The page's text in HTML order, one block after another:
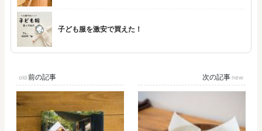
子ども服を激安で買えた！
前の記事 次の記事